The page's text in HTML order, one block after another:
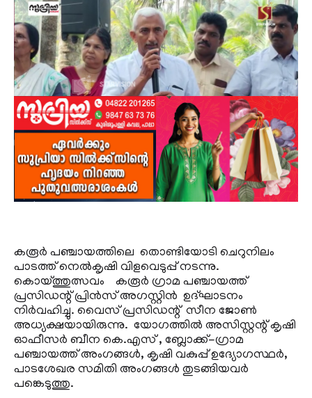
കരൂര്‍ പഞ്ചായത്തിലെ തൊണ്ടിയോടി ചെറുനിലം
പാടത്ത് നെല്‍കൃഷി വിളവെടുപ്പ് നടന്നു.
കൊയ്ത്തുത്സവം കരൂര്‍ ഗ്രാമ പഞ്ചായത്ത്
പ്രസിഡന്റ് പ്രിന്‍സ് അഗസ്റ്റിന്‍ ഉദ്ഘാടനം
നിര്‍വഹിച്ചു. വൈസ് പ്രസിഡന്റ് സീന ജോണ്‍
അധ്യക്ഷയായിരുന്നു. യോഗത്തില്‍ അസിസ്റ്റന്റ് കൃഷി
ഓഫീസര്‍ ബീന കെ.എസ് , ബ്ലോക്ക്-ഗ്രാമ
പഞ്ചായത്ത് അംഗങ്ങള്‍, കൃഷി വകുപ്പ് ഉദ്യോഗസ്ഥര്‍,
പാടശേഖര സമിതി അംഗങ്ങള്‍ തുടങ്ങിയവര്‍
പങ്കെടുത്തു.